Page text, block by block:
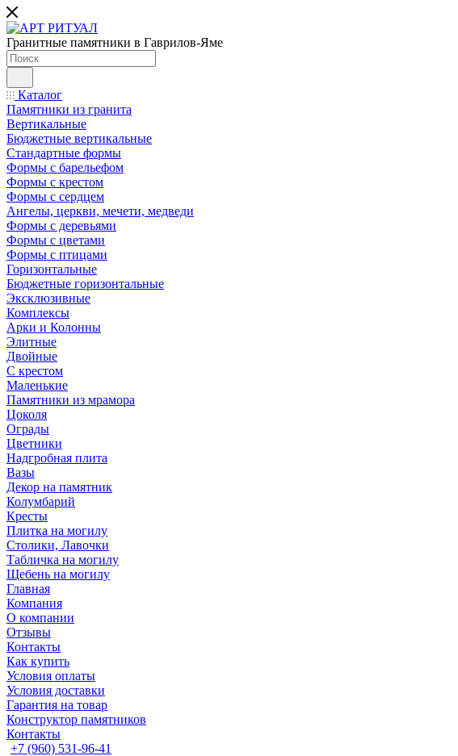
Гранитные памятники в Гаврилов-Яме
Каталог
Памятники из гранита
Вертикальные
Бюджетные вертикальные
Стандартные формы
Формы с барельефом
Формы с крестом
Формы с сердцем
Ангелы, церкви, мечети, медведи
Формы с деревьями
Формы с цветами
Формы с птицами
Горизонтальные
Бюджетные горизонтальные
Эксклюзивные
Комплексы
Арки и Колонны
Элитные
Двойные
С крестом
Маленькие
Памятники из мрамора
Цоколя
Ограды
Цветники
Надгробная плита
Вазы
Декор на памятник
Колумбарий
Кресты
Плитка на могилу
Столики, Лавочки
Табличка на могилу
Щебень на могилу
Главная
Компания
О компании
Отзывы
Контакты
Как купить
Условия оплаты
Условия доставки
Гарантия на товар
Конструктор памятников
Контакты
+7 (960) 531-96-41